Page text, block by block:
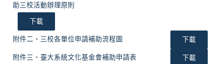
助三校活動辦理原則
下載
附件二、三校各單位申請補助流程圖 下載
附件三、臺大系統文化基金會補助申請表 下載